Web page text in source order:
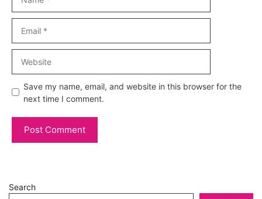
Save my name, email, and website in this browser for the
next time I comment.
Search